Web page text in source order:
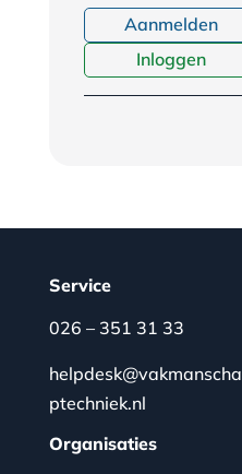
Aanmelden
Inloggen
Service
026 – 351 31 33
helpdesk@vakmanscha
ptechniek.nl
Organisaties